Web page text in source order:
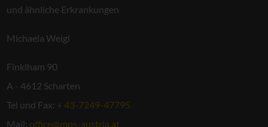
und ähnliche Erkrankungen
Michaela Weigl
Finklham 90
A - 4612 Scharten
Tel und Fax: + 43-7249-47795
Mail: office@mps-austria.at